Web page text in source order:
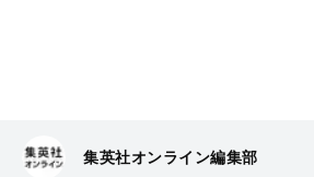
集英社オンライン編集部